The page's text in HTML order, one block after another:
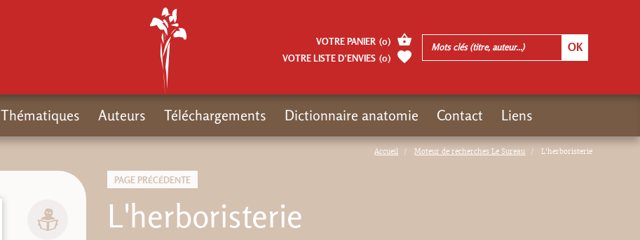
Accueil Moteur de recherches Le Sureau L'herboristerie
PAGE PRÉCÉDENTE
L'herboristerie
VOTRE PANIER (0)
VOTRE LISTE D’ENVIES (0)
Thématiques Auteurs Téléchargements Dictionnaire anatomie Contact Liens